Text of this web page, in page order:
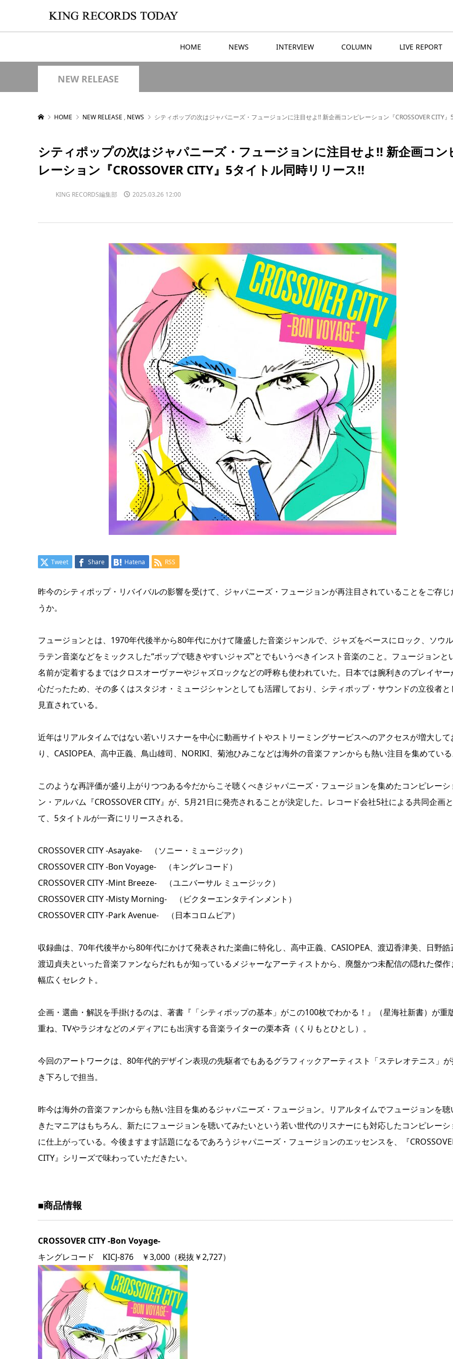
HOME NEWS INTERVIEW COLUMN LIVE REPORT
NEW RELEASE
HOME NEW RELEASE , NEWS シティポップの次はジャパニーズ・フュージョンに注目せよ!! 新企画コンピレーション『CROSSOVER CITY
シティポップの次はジャパニーズ・フュージョンに注目せよ!! 新企画コン
レーション『CROSSOVER CITY』5タイトル同時リリース!!
KING RECORDS編集部 2025.03.26 12:00
Tweet Share Hatena RSS
昨今のシティポップ・リバイバルの影響を受けて、ジャパニーズ・フュージョンが再注目されていることをご存じ
うか。
フュージョンとは、1970年代後半から80年代にかけて隆盛した音楽ジャンルで、ジャズをベースにロック、ソウ
ラテン音楽などをミックスした“ポップで聴きやすいジャズ”とでもいうべきインスト音楽のこと。フュージョンと
名前が定着するまではクロスオーヴァーやジャズロックなどの呼称も使われていた。日本では腕利きのプレイヤー
心だったため、その多くはスタジオ・ミュージシャンとしても活躍しており、シティポップ・サウンドの立役者と
見直されている。
近年はリアルタイムではない若いリスナーを中心に動画サイトやストリーミングサービスへのアクセスが増大して
り、CASIOPEA、高中正義、鳥山雄司、NORIKI、菊池ひみこなどは海外の音楽ファンからも熱い注目を集めてい
このような再評価が盛り上がりつつある今だからこそ聴くべきジャパニーズ・フュージョンを集めたコンピレーシ
ン・アルバム『CROSSOVER CITY』が、5月21日に発売されることが決定した。レコード会社5社による共同企画
て、5タイトルが一斉にリリースされる。
CROSSOVER CITY -Asayake- （ソニー・ミュージック）
CROSSOVER CITY -Bon Voyage- （キングレコード）
CROSSOVER CITY -Mint Breeze- （ユニバーサル ミュージック）
CROSSOVER CITY -Misty Morning- （ビクターエンタテインメント）
CROSSOVER CITY -Park Avenue- （日本コロムビア）
収録曲は、70年代後半から80年代にかけて発表された楽曲に特化し、高中正義、CASIOPEA、渡辺香津美、日野皓
渡辺貞夫といった音楽ファンならだれもが知っているメジャーなアーティストから、廃盤かつ未配信の隠れた傑作
幅広くセレクト。
企画・選曲・解説を手掛けるのは、著書『「シティポップの基本」がこの100枚でわかる！』（星海社新書）が重
重ね、TVやラジオなどのメディアにも出演する音楽ライターの栗本斉（くりもとひとし）。
今回のアートワークは、80年代的デザイン表現の先駆者でもあるグラフィックアーティスト「ステレオテニス」
き下ろしで担当。
昨今は海外の音楽ファンからも熱い注目を集めるジャパニーズ・フュージョン。リアルタイムでフュージョンを聴
きたマニアはもちろん、新たにフュージョンを聴いてみたいという若い世代のリスナーにも対応したコンピレーシ
に仕上がっている。今後ますます話題になるであろうジャパニーズ・フュージョンのエッセンスを、『
CITY』シリーズで味わっていただきたい。
■商品情報
CROSSOVER CITY -Bon Voyage-
キングレコード KICJ-876 ￥3,000（税抜￥2,727）